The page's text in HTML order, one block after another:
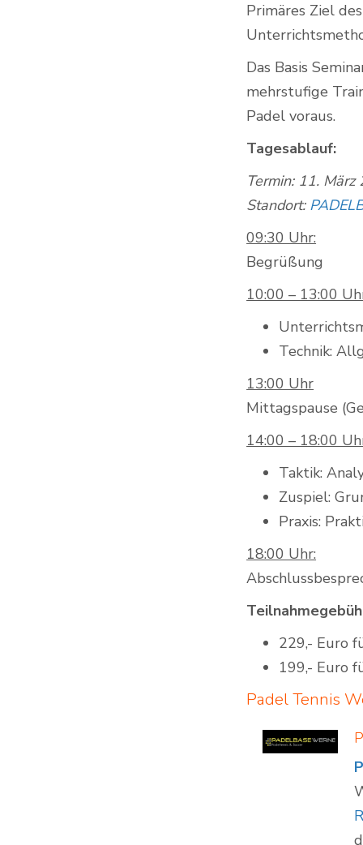
Primäres Ziel
Das Basis
mehrstufige
Padel voraus.
Tagesablauf:
Termin: 11. März
Standort:
09:30 Uhr:
Begrüßung
10:00 – 13:00
Technik:
13:00 Uhr
Mittagspause
14:00 – 18:00
Taktik:
Zuspiel:
Praxis:
18:00 Uhr:
229,- Euro
199,- Euro
Padel Tennis